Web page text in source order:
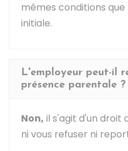
mêmes conditions
initiale.
L'employeur peut-il
présence parentale ?
Non, il s'agit d'un droit
ni vous refuser ni